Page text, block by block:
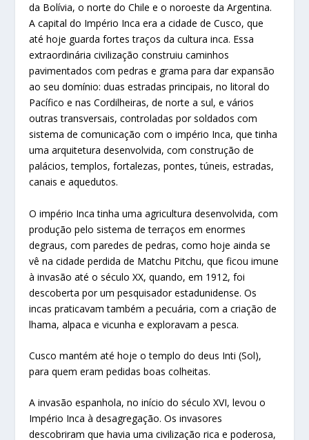
da Bolívia, o norte do Chile e o noroeste da Argentina.
A capital do Império Inca era a cidade de Cusco, que
até hoje guarda fortes traços da cultura inca. Essa
extraordinária civilização construiu caminhos
pavimentados com pedras e grama para dar expansão
ao seu domínio: duas estradas principais, no litoral do
Pacífico e nas Cordilheiras, de norte a sul, e vários
outras transversais, controladas por soldados com
sistema de comunicação com o império Inca, que tinha
uma arquitetura desenvolvida, com construção de
palácios, templos, fortalezas, pontes, túneis, estradas,
canais e aquedutos.
O império Inca tinha uma agricultura desenvolvida, com
produção pelo sistema de terraços em enormes
degraus, com paredes de pedras, como hoje ainda se
vê na cidade perdida de Matchu Pitchu, que ficou imune
à invasão até o século XX, quando, em 1912, foi
descoberta por um pesquisador estadunidense. Os
incas praticavam também a pecuária, com a criação de
lhama, alpaca e vicunha e exploravam a pesca.
Cusco mantém até hoje o templo do deus Inti (Sol),
para quem eram pedidas boas colheitas.
A invasão espanhola, no início do século XVI, levou o
Império Inca à desagregação. Os invasores
descobriram que havia uma civilização rica e poderosa,